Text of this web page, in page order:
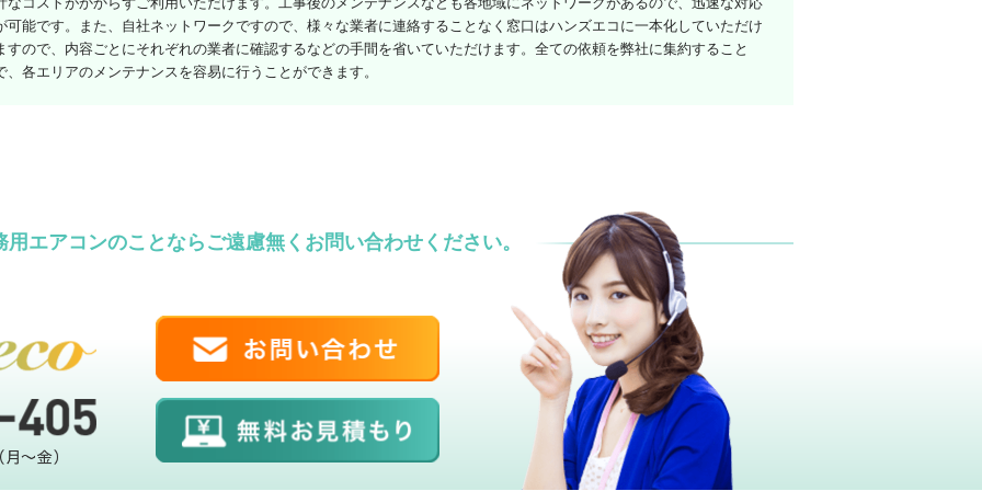
可能です。また、自社ネットワークですので、様々な業者に連絡することなく窓口はハンズエコに一本化していただけ
すので、内容ごとにそれぞれの業者に確認するなどの手間を省いていただけます。全ての依頼を弊社に集約すること
、各エリアのメンテナンスを容易に行うことができます。
用エアコンのことならご遠慮無くお問い合わせください。